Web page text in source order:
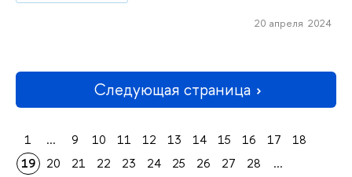
20 апреля 2024
Следующая страница
1 ... 9 10 11 12 13 14 15 16 17
18
19
20 21 22 23 24 25 26 27 28
...